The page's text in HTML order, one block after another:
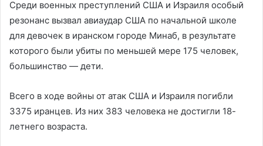
Среди военных преступлений США и Израиля особый
резонанс вызвал авиаудар США по начальной школе
для девочек в иранском городе Минаб, в результате
которого были убиты по меньшей мере 175 человек,
большинство — дети.
Всего в ходе войны от атак США и Израиля погибли
3375 иранцев. Из них 383 человека не достигли 18-
летнего возраста.